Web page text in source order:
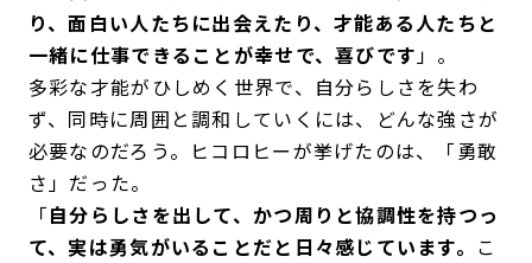
り、面白い人たちに出会えたり、才能ある人たちと
一緒に仕事できることが幸せで、喜びです」。
多彩な才能がひしめく世界で、自分らしさを失わ
ず、同時に周囲と調和していくには、どんな強さが
必要なのだろう。ヒコロヒーが挙げたのは、「勇敢
さ」だった。
「自分らしさを出して、かつ周りと協調性を持つっ
て、実は勇気がいることだと日々感じています。 こ